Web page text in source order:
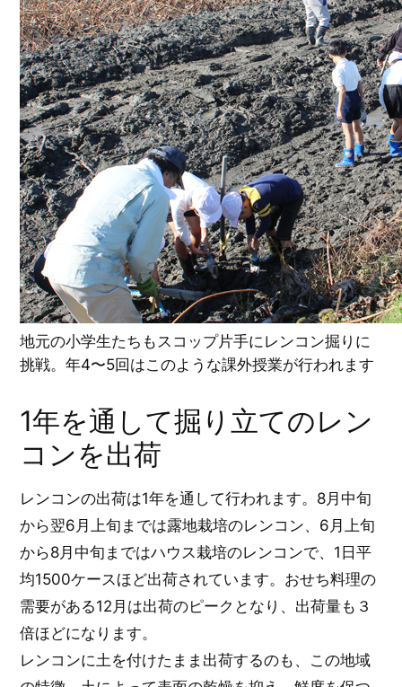
地元の小学生たちもスコップ片手にレンコン掘りに
挑戦。年4〜5回はこのような課外授業が行われます
1年を通して掘り立てのレン
コンを出荷
レンコンの出荷は1年を通して行われます。8月中旬
から翌6月上旬までは露地栽培のレンコン、6月上旬
から8月中旬まではハウス栽培のレンコンで、1日平
均1500ケースほど出荷されています。おせち料理の
需要がある12月は出荷のピークとなり、出荷量も３
倍ほどになります。
レンコンに土を付けたまま出荷するのも、この地域